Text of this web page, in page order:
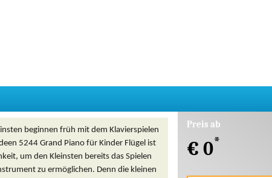
beginnen früh mit dem Klavierspielen
5244 Grand Piano für Kinder Flügel ist
um den Kleinsten bereits das Spielen
zu ermöglichen. Denn die kleinen
Preis ab
€ 0*